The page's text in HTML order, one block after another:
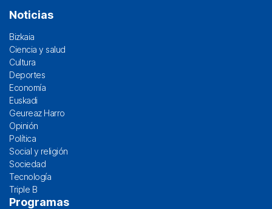
Noticias
Bizkaia
Ciencia y salud
Cultura
Deportes
Economía
Euskadi
Geureaz Harro
Opinión
Política
Social y religión
Sociedad
Tecnología
Triple B
Programas